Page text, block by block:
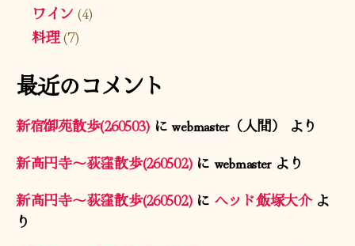
ワイン (4)
料理(7)
最近のコメント
新宿御苑散歩(260503) にwebmaster（人間）
より
新高円寺〜荻窪散歩(260502)に webmasterより
新高円寺〜荻窪散歩(260502)に ヘッド飯塚大介よ
り